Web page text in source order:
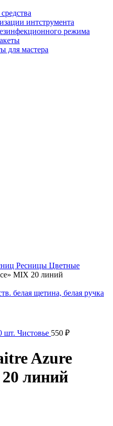
интструмента
режима
для мастера
Ресницы Цветные
MIX 20 линий
белая щетина, белая ручка
шт. Чистовье 550 ₽
Azure
линий